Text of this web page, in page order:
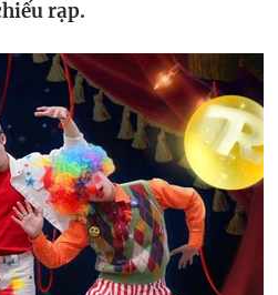
Innovation Fest
Chung một tấm
lòng
HTV
SEA
rạp.